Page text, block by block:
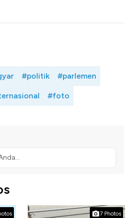
#politik #parlemen
#foto
7 Photos